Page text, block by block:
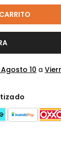
Agosto 10 a